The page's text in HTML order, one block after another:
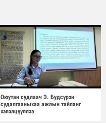
Оюутан судлаач Э. Будсүрэн
судалгааныхаа ажлын тайланг
хэлэлцүүллээ